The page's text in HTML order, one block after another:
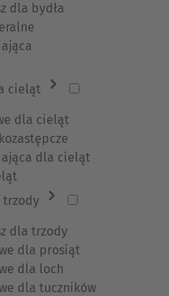
dla bydła
cieląt
dla cieląt
dla cieląt
trzody
dla trzody
dla prosiąt
dla loch
dla tuczników